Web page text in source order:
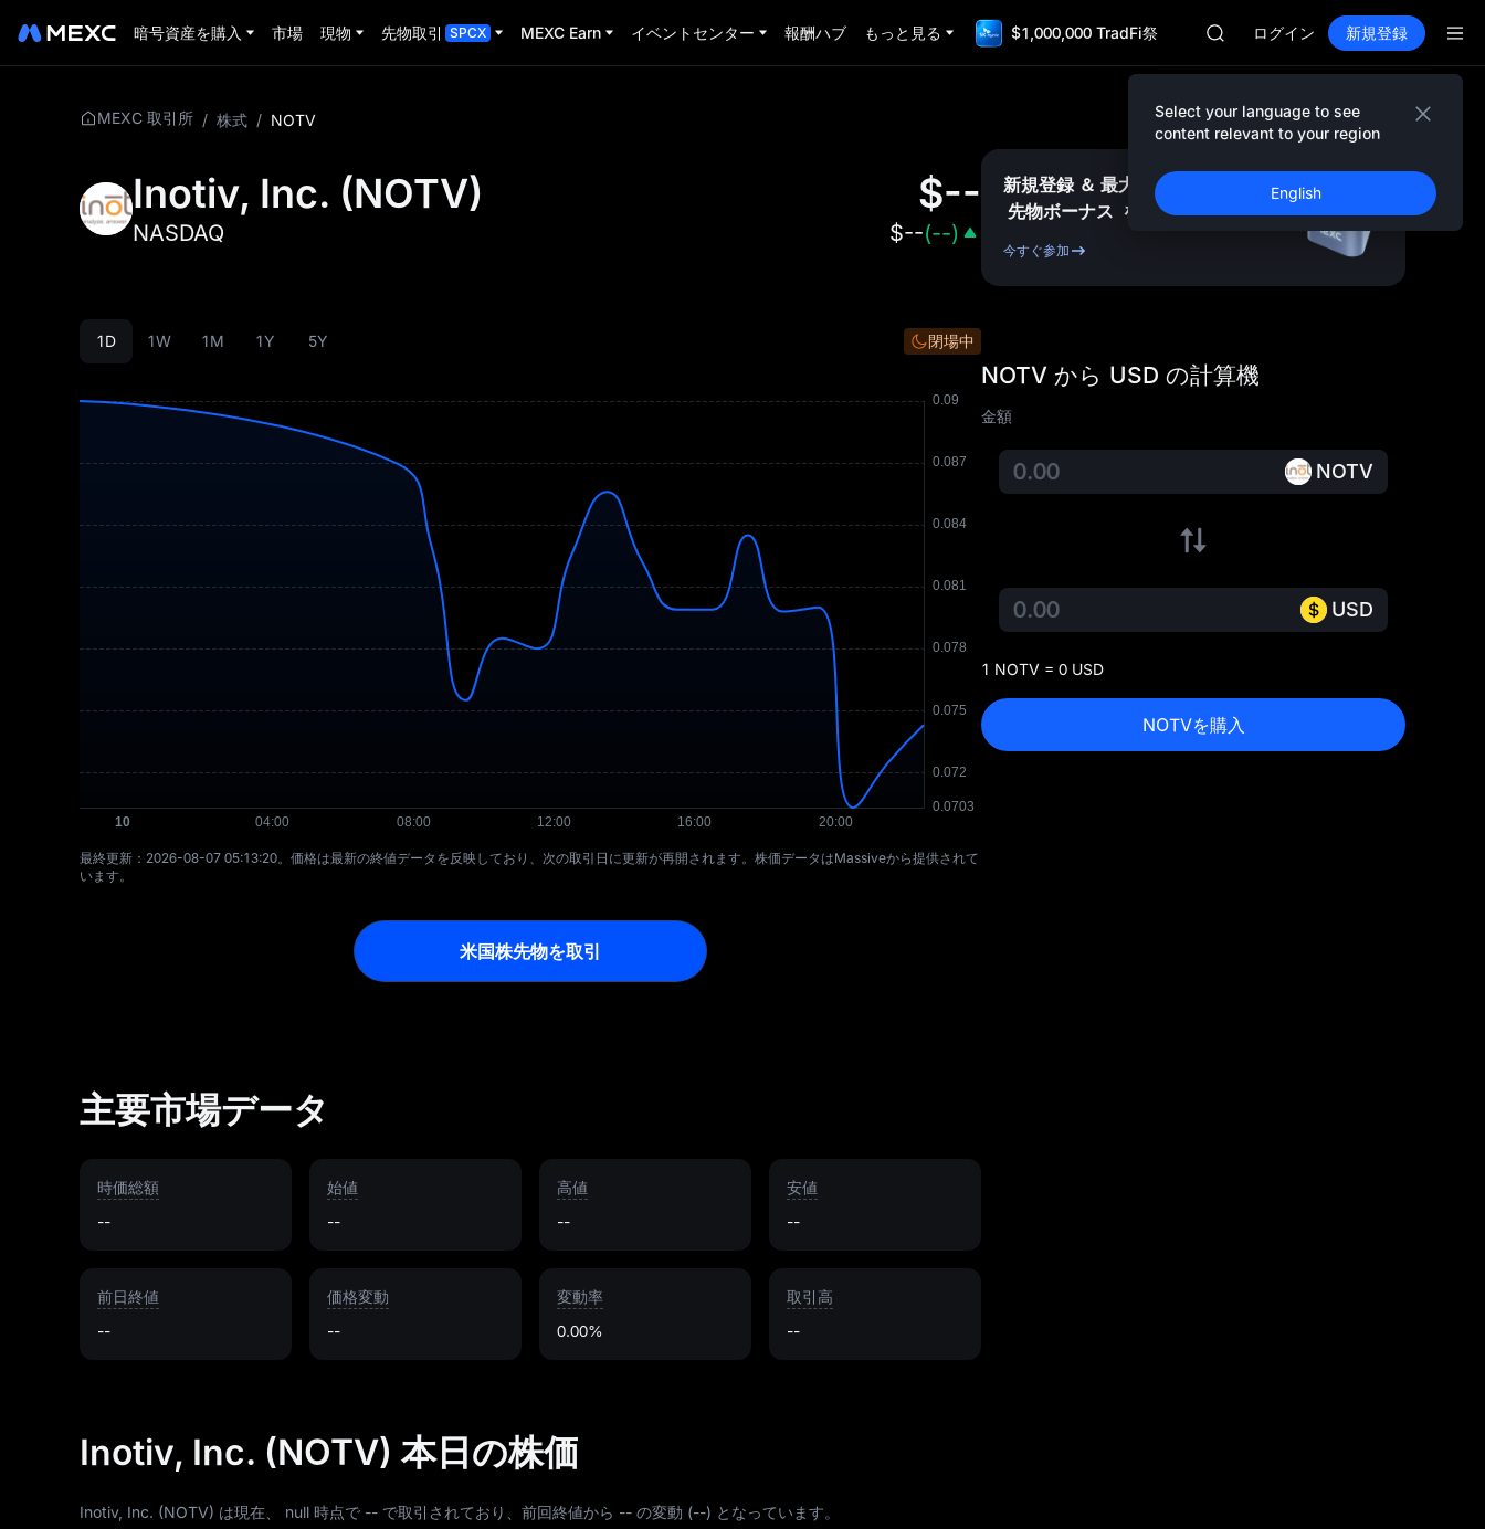
暗号資産を購入 市場 現物 先物取引 SPCX MEXC Earn イベントセンター 報酬ハブ もっと見る $1,000,000 TradFi祭
ACE
UNITREE
Unitree 先物ローンチ
ログイン 新規登録
Select your language to see
content relevant to your region
English
MEXC 取引所 / 株式 / NOTV
Inotiv, Inc. (NOTV)
NASDAQ
$--
$--(--)
1D 1W 1M 1Y 5Y 閉場中
最終更新：⁦2026-08-07 05:13:20⁩。価格は最新の終値データを反映しており、次の取引日に更新が再開されます。株価データはMassiveから提供されて
います。
米国株先物を取引
主要市場データ
時価総額
--
始値
--
高値
--
安値
--
前日終値
--
価格変動
--
変動率
0.00%
取引高
--
Inotiv, Inc. (NOTV) 本日の株価
Inotiv, Inc. (NOTV) は現在、 null 時点で -- で取引されており、前回終値から -- の変動 (--) となっています。
新規登録 ＆ 最大 10,000
先物ボーナス を獲得
今すぐ参加
NOTV から USD の計算機
金額
NOTV
USD
1 NOTV = 0 USD
NOTVを購入